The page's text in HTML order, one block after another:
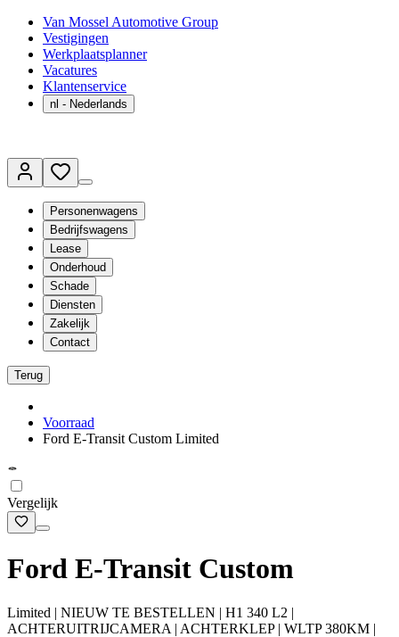
Van Mossel Automotive Group
Vestigingen
Werkplaatsplanner
Vacatures
Klantenservice
nl - Nederlands
Personenwagens
Bedrijfswagens
Lease
Onderhoud
Schade
Diensten
Zakelijk
Contact
Terug
Voorraad
Ford E-Transit Custom Limited
Vergelijk
Ford E-Transit Custom
Limited | NIEUW TE BESTELLEN | H1 340 L2 |
ACHTERUITRIJCAMERA | ACHTERKLEP | WLTP 380KM |